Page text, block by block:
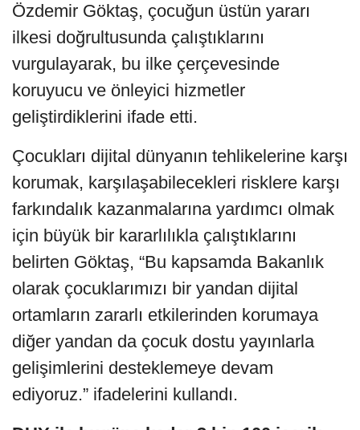
Özdemir Göktaş, çocuğun üstün yararı
ilkesi doğrultusunda çalıştıklarını
vurgulayarak, bu ilke çerçevesinde
koruyucu ve önleyici hizmetler
geliştirdiklerini ifade etti.
Çocukları dijital dünyanın tehlikelerine karşı
korumak, karşılaşabilecekleri risklere karşı
farkındalık kazanmalarına yardımcı olmak
için büyük bir kararlılıkla çalıştıklarını
belirten Göktaş, “Bu kapsamda Bakanlık
olarak çocuklarımızı bir yandan dijital
ortamların zararlı etkilerinden korumaya
diğer yandan da çocuk dostu yayınlarla
gelişimlerini desteklemeye devam
ediyoruz.” ifadelerini kullandı.